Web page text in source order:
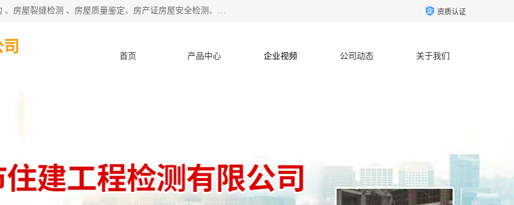
深圳市住建建筑检测鉴定有限公司提供：钢结构检测、房屋鉴定机构 、房屋裂缝检测 、房屋质量鉴定、房产证房屋安全检测、房屋检测鉴定、钢结构夹层安全检测、养老院房屋抗震检测等服务。 资质认证
首页 产品中心 企业视频 公司动态 关于我们